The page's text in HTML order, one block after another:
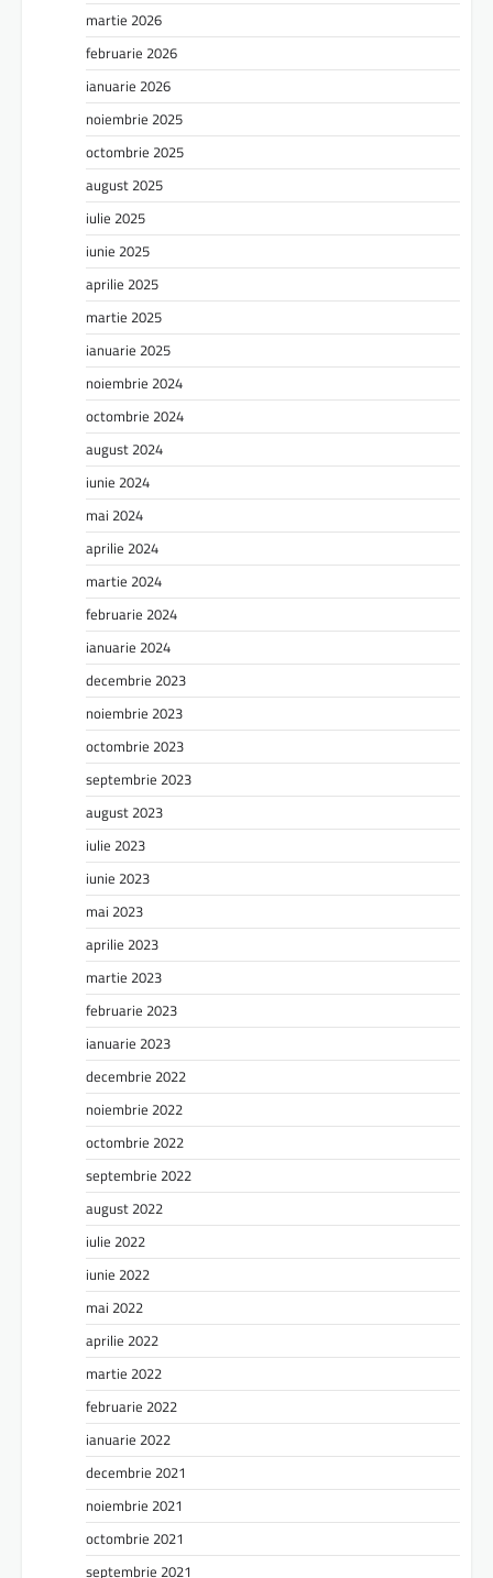
martie 2026
februarie 2026
ianuarie 2026
noiembrie 2025
octombrie 2025
august 2025
iulie 2025
iunie 2025
aprilie 2025
martie 2025
ianuarie 2025
noiembrie 2024
octombrie 2024
august 2024
iunie 2024
mai 2024
aprilie 2024
martie 2024
februarie 2024
ianuarie 2024
decembrie 2023
noiembrie 2023
octombrie 2023
septembrie 2023
august 2023
iulie 2023
iunie 2023
mai 2023
aprilie 2023
martie 2023
februarie 2023
ianuarie 2023
decembrie 2022
noiembrie 2022
octombrie 2022
septembrie 2022
august 2022
iulie 2022
iunie 2022
mai 2022
aprilie 2022
martie 2022
februarie 2022
ianuarie 2022
decembrie 2021
noiembrie 2021
octombrie 2021
septembrie 2021